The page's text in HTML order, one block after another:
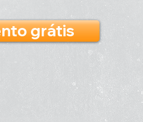
grátis